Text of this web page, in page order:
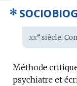
✻
Étymologie
:
xxesiècle.
Méthode
psychiatre et